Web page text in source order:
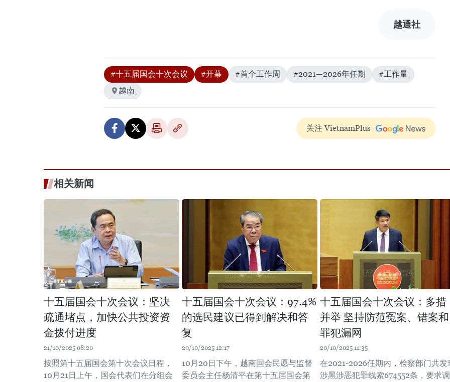
越通社
#十五届国会十次会议 #开幕 #首个工作周 #2021—2026年任期
#工作量
越南
关注 VietnamPlus
相关新闻
十五届国会十次会议：坚决
疏通堵点，加快公共投资资
金拨付进度
21/10/2025 08:20
按照第十五届国会第十次会议日程，
10月21日上午，国会代表们在分组会
十五届国会十次会议：97.4%
的选民建议已得到解决和答
复
20/10/2025 12:17
10月20日下午，越南国会民愿与监督
委员会主任杨清平在第十五届国会第
十五届国会十次会议：多措
并举 坚持防范冤案、错案和
罪犯漏网
20/10/2025 11:35
在2021-2026任期内，检察部门共发
涉黑涉恶犯罪线索674552条，要求调